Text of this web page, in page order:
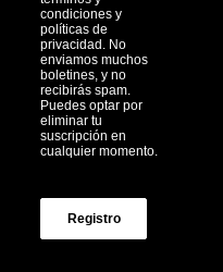
condiciones y
políticas de
privacidad. No
enviamos muchos
boletines, y no
recibirás spam.
Puedes optar por
eliminar tu
suscripción en
cualquier momento.
Registro